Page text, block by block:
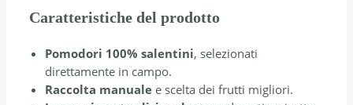
Caratteristiche del prodotto
Pomodori 100% salentini, selezionati
direttamente in campo.
Raccolta manuale e scelta dei frutti migliori.